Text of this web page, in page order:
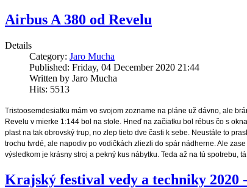
Airbus A 380 od Revelu
Details
Category: Jaro Mucha
Published: Friday, 04 December 2020 21:44
Written by Jaro Mucha
Hits: 5513
Tristoosemdesiatku mám vo svojom zozname na pláne už dávno, ale
Revelu v mierke 1:144 bol na stole. Hneď na začiatku bol rébus čo s
plast na tak obrovský trup, no zlep tieto dve časti k sebe. Neustále to
trochu tvrdé, ale napodiv po vodičkách zliezli do spár nádherne. Ale
výsledkom je krásny stroj a pekný kus nábytku. Teda až na tú
Krajský festival vedy a techniky 2020